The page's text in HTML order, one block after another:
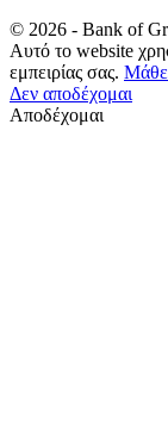
© 2026 - Bank of
Αυτό το website
εμπειρίας σας.
Δεν αποδέχομαι
Αποδέχομαι